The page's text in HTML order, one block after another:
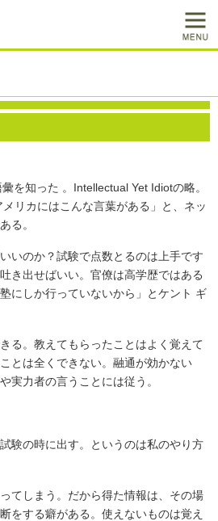
を知った 。Intellectual Yet Idiotの略。
リカにはこんな言葉がある」と、ネッ
る。
いのか？試験で点数とるのは上手です
き出せばいい。官僚は高学歴ではある
にしか行っていないから」とケント ギ
る。教えてもらったことはよく覚えて
とは全くできない。融通が効かない
実力者の言うことには従う。
験の時に出す。というのは私のやり方
てしまう。だから得た情報は、その場
をする癖がある。使えないものは覚え